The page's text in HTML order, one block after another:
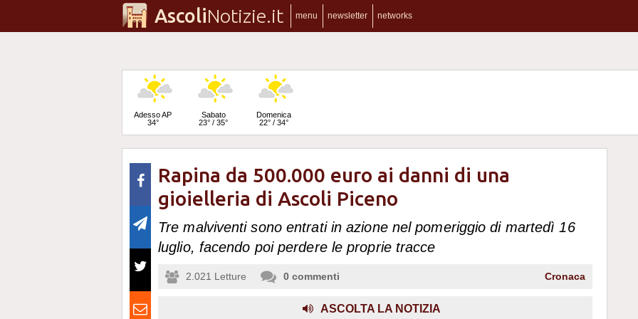
AscoliNotizie.it menu newsletter networks
Adesso AP
34°
Sabato
23° / 35°
Domenica
22° / 34°
Lunedì
22° / 35°
Rapina da 500.000 euro ai danni di una
gioielleria di Ascoli Piceno
Tre malviventi sono entrati in azione nel pomeriggio di martedì 16
luglio, facendo poi perdere le proprie tracce
2.021 Letture 0 commenti Cronaca
ASCOLTA LA NOTIZIA